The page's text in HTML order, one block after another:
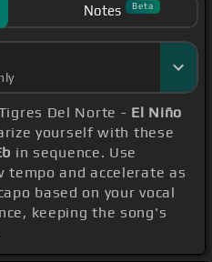
Notes Beta
Del Norte - El Niño
yourself with these
in sequence. Use
tempo and accelerate as
based on your vocal
keeping the song's